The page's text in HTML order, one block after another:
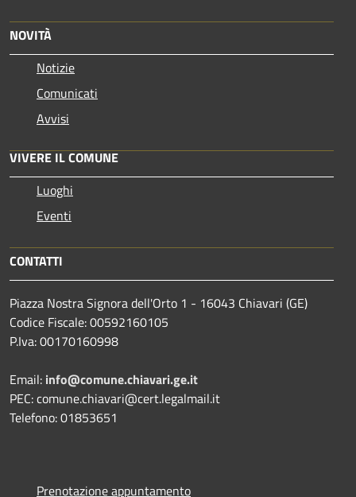
NOVITÀ
Notizie
Comunicati
Avvisi
VIVERE IL COMUNE
Luoghi
Eventi
CONTATTI
Piazza Nostra Signora dell'Orto 1 - 16043 Chiavari (GE)
Codice Fiscale: 00592160105
P.Iva: 00170160998
Email: info@comune.chiavari.ge.it
PEC: comune.chiavari@cert.legalmail.it
Telefono: 01853651
Prenotazione appuntamento